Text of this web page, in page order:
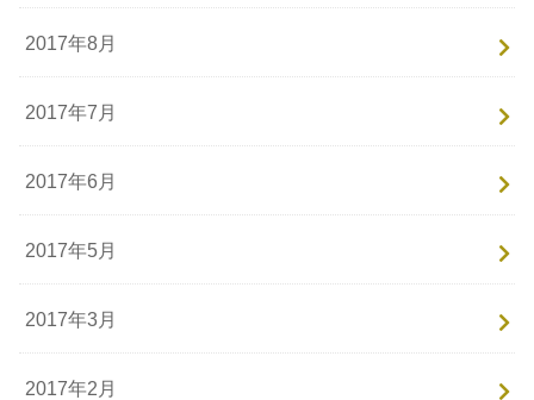
2017年8月
2017年7月
2017年6月
2017年5月
2017年3月
2017年2月